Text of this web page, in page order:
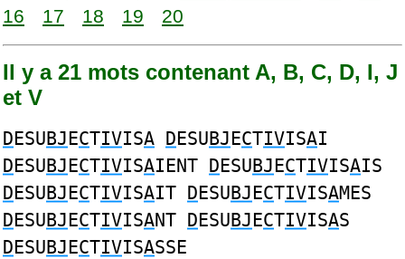
16
17 18 19 20
Il y a 21 mots contenant A, B, C, D, I, J
et V
DESUBJECTIVISA DESUBJECTIVISAI
DESUBJECTIVISAIENT DESUBJECTIVISAIS
DESUBJECTIVISAIT DESUBJECTIVISAMES
DESUBJECTIVISANT DESUBJECTIVISAS
DESUBJECTIVISASSE